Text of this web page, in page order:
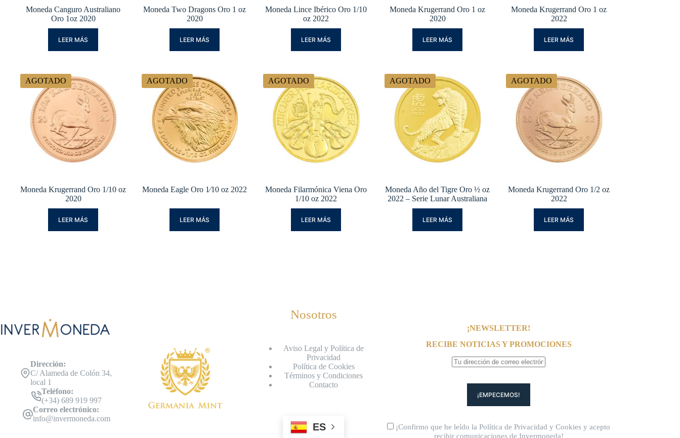
Moneda Canguro Australiano
Oro 1oz 2020
LEER MÁS
Moneda Two Dragons Oro 1 oz
2020
LEER MÁS
Moneda Lince Ibérico Oro 1/10
oz 2022
LEER MÁS
Moneda Krugerrand Oro 1 oz
2020
LEER MÁS
Moneda Krugerrand Oro 1 oz
2022
LEER MÁS
AGOTADO
Moneda Krugerrand Oro 1/10 oz
2020
LEER MÁS
AGOTADO
Moneda Eagle Oro 1⁄10 oz 2022
LEER MÁS
AGOTADO
Moneda Filarmónica Viena Oro
1/10 oz 2022
LEER MÁS
AGOTADO
Moneda Año del Tigre Oro ½ oz
2022 – Serie Lunar Australiana
LEER MÁS
AGOTADO
Moneda Krugerrand Oro 1/2 oz
2022
LEER MÁS
Dirección:
C/ Alameda de Colón 34,
local 1
Teléfono:
(+34) 689 919 997
Correo electrónico:
info@invermoneda.com
Nosotros
Aviso Legal y Política de
Privacidad
Política de Cookies
Términos y Condiciones
Contacto
ES
¡NEWSLETTER!
RECIBE NOTICIAS Y PROMOCIONES
¡Confirmo que he leído laPolítica de Privacidad yCookies y acepto
recibir comunicaciones de Invermoneda!